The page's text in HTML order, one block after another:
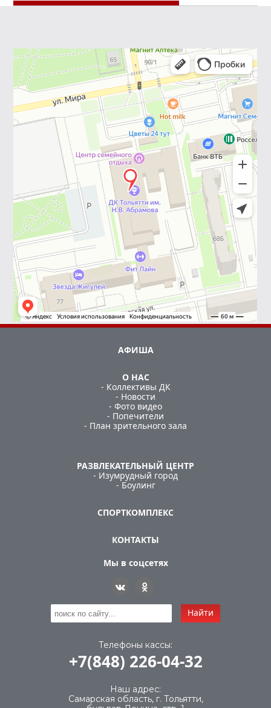
АФИША
О НАС
- Коллективы ДК
- Новости
- Фото видео
- Попечители
- План зрительного зала
РАЗВЛЕКАТЕЛЬНЫЙ ЦЕНТР
- Изумрудный город
- Боулинг
СПОРТКОМПЛЕКС
КОНТАКТЫ
Мы в соцсетях
Найти
Телефоны кассы:
+7(848) 226-04-32
Наш адрес:
Самарская область, г. Тольятти,